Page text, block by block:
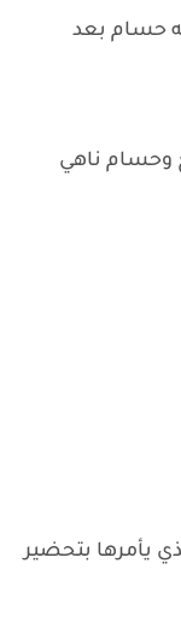
حسام بعد
وحسام ناهي
يأمرها بتحضير